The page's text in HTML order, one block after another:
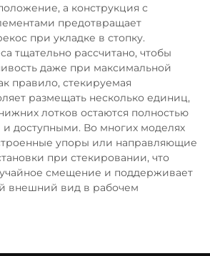
а конструкция с
предотвращает
при укладке в стопку.
тщательно рассчитано, чтобы
даже при максимальной
правило, стекируемая
размещать несколько единиц,
лотков остаются полностью
доступными. Во многих моделях
упоры или направляющие
при стекировании, что
смещение и поддерживает
внешний вид в рабочем